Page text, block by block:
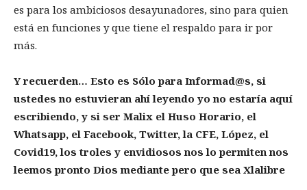
es para los ambiciosos desayunadores, sino para quien
está en funciones y que tiene el respaldo para ir por
más.
Y recuerden… Esto es Sólo para Informad@s, si
ustedes no estuvieran ahí leyendo yo no estaría aquí
escribiendo, y si ser Malix el Huso Horario, el
Whatsapp, el Facebook, Twitter, la CFE, López, el
Covid19, los troles y envidiosos nos lo permiten nos
leemos pronto Dios mediante pero que sea Xlalibre